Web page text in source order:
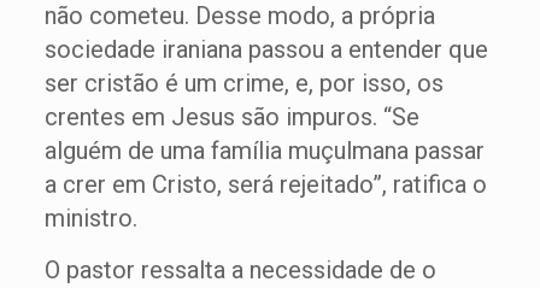
não cometeu. Desse modo, a própria
sociedade iraniana passou a entender que
ser cristão é um crime, e, por isso, os
crentes em Jesus são impuros. “Se
alguém de uma família muçulmana passar
a crer em Cristo, será rejeitado”, ratifica o
ministro.
O pastor ressalta a necessidade de o